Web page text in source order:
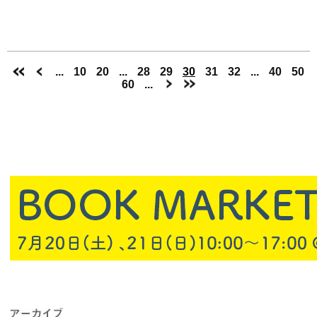
... 10 20 ... 28 29 30 31 32 ... 40
50
60
...